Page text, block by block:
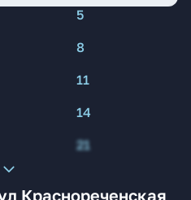
5
8
11
14
21
Краснореченская